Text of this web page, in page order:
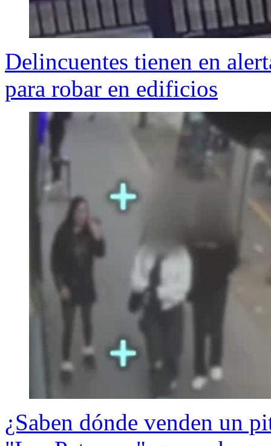
Delincuentes tienen en
para robar en edificios
¿Saben dónde venden un